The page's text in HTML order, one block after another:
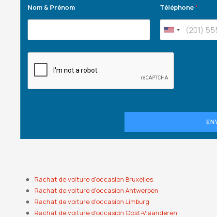
Nom & Prénom Téléphone*
Rachat de voiture d’occasion Bruxelles
Rachat de voiture d’occasion Antwerpen
Rachat de voiture d’occasion Limburg
Rachat de voiture d’occasion Oost-Vlaanderen